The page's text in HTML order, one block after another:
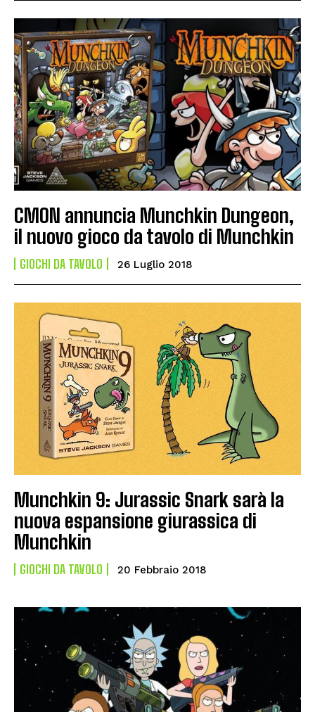
CMON annuncia Munchkin Dungeon,
il nuovo gioco da tavolo di Munchkin
GIOCHI DA TAVOLO 26 Luglio 2018
Munchkin 9: Jurassic Snark sarà la
nuova espansione giurassica di
Munchkin
GIOCHI DA TAVOLO 20 Febbraio 2018